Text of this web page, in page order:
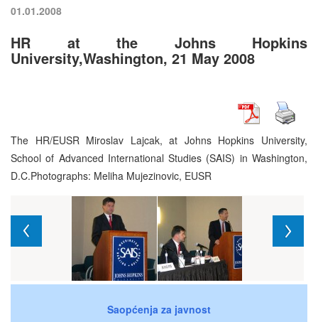
01.01.2008
HR at the Johns Hopkins
University,Washington, 21 May 2008
The HR/EUSR Miroslav Lajcak, at Johns Hopkins University,
School of Advanced International Studies (SAIS) in Washington,
D.C.Photographs: Meliha Mujezinovic, EUSR
Saopćenja za javnost